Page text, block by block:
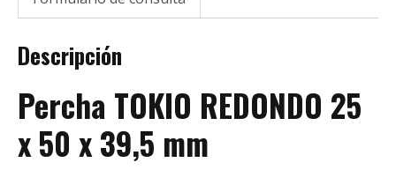
Descripción
Percha TOKIO REDONDO 25
x 50 x 39,5 mm